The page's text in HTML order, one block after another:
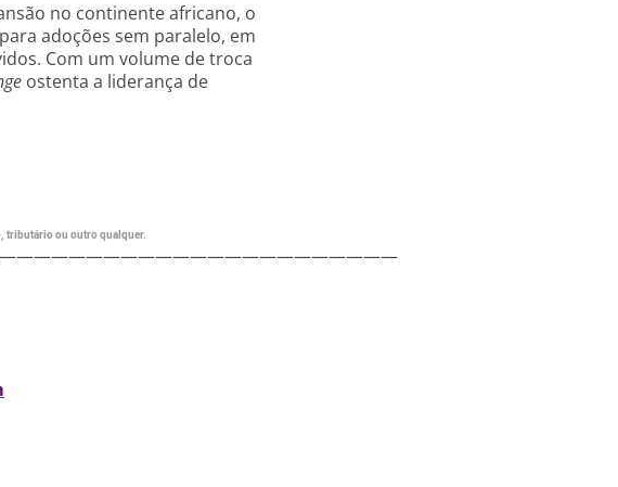
no continente africano, o
adoções sem paralelo, em
Com um volume de troca
ostenta a liderança de
tributário ou outro qualquer.